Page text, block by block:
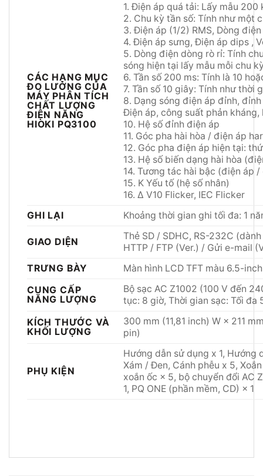
CÁC HẠNG MỤC
ĐO LƯỜNG CỦA
MÁY PHÂN TÍCH
CHẤT LƯỢNG
ĐIỆN NĂNG
HIOKI PQ3100
1. Điện áp quá tải: Lấy mẫu 200
2. Chu kỳ tần số: Tính như một
3. Điện áp (1/2) RMS, Dòng
4. Điện áp sưng, Điện áp dips ,
5. Dòng điện dòng rò rỉ: Tính
sóng hiện tại lấy mẫu mỗi chu
6. Tần số 200 ms: Tính là 10
7. Tần số 10 giây: Tính như
8. Dạng sóng điện áp đỉnh,
Điện áp, công suất phản
10. Hệ số đỉnh điện áp
11. Góc pha hài hòa / điện áp
12. Góc pha điện áp hiện tại:
13. Hệ số biến dạng hài hòa
14. Tương tác hài bậc (điện áp
15. K Yếu tố (hệ số nhân)
16. Δ V10 Flicker, IEC Flicker
GHI LẠI
Khoảng thời gian ghi tối đa: 1
GIAO DIỆN
Thẻ SD / SDHC, RS-232C
HTTP / FTP (Ver.) / Gửi e-mail
TRƯNG BÀY
Màn hình LCD TFT màu 6.5-
CUNG CẤP
NĂNG LƯỢNG
Bộ sạc AC Z1002 (100 V đến
tục: 8 giờ, Thời gian sạc: Tối đa
KÍCH THƯỚC VÀ
KHỐI LƯỢNG
300 mm (11,81 inch) W × 211
pin)
PHỤ KIỆN
Hướng dẫn sử dụng x 1, Hướng
Xám / Đen, Cánh phễu x 5,
xoắn ốc × 5, bộ chuyển đổi AC
1, PQ ONE (phần mềm, CD) × 1